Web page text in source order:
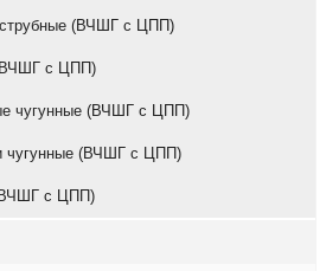
(ВЧШГ с ЦПП)
(ВЧШГ с ЦПП)
чугунные (ВЧШГ с ЦПП)
чугунные (ВЧШГ с ЦПП)
с ЦПП)